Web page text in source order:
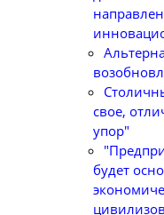
свое,
упор"
будет